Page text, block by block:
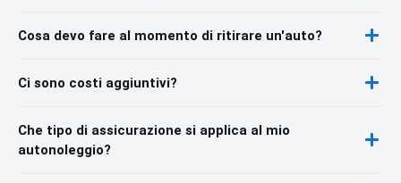
Cosa devo fare al momento di ritirare un'auto?
Ci sono costi aggiuntivi?
Che tipo di assicurazione si applica al mio
autonoleggio?